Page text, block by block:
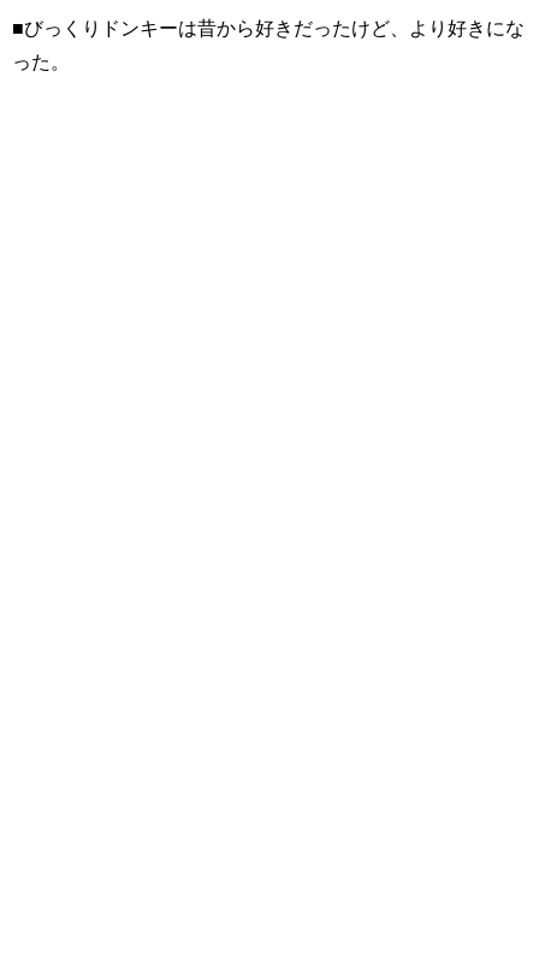
■びっくりドンキーは昔から好きだったけど、より好きにな
った。